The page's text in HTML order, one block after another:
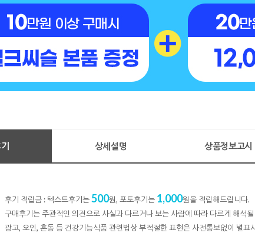
상세설명 상품정보고시
후기 적립금 : 텍스트후기는500원, 포토후기는 1,000원을 적립해드립니다.
구매후기는 주관적인 의견으로 사실과 다르거나 보는 사람에 따라 다르게 해석
광고, 오인, 혼동 등 건강기능식품 관련법상 부적절한 표현은 사전통보없이 별표